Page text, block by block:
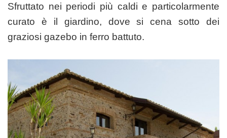
Sfruttato nei periodi più caldi e particolarmente
curato è il giardino, dove si cena sotto dei
graziosi gazebo in ferro battuto.